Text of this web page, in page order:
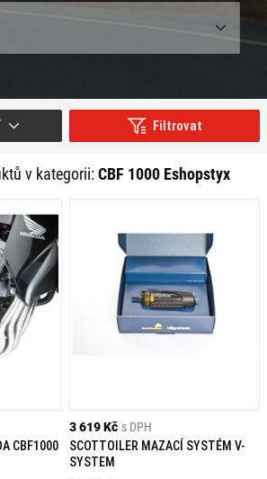
Filtrovat
v kategorii:CBF 1000 Eshopstyx
CBF1000
3 619 Kč s DPH
SCOTTOILER MAZACÍ SYSTÉM V-
SYSTEM